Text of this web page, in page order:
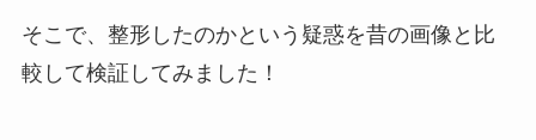
そこで、整形したのかという疑惑を昔の画像と比
較して検証してみました！